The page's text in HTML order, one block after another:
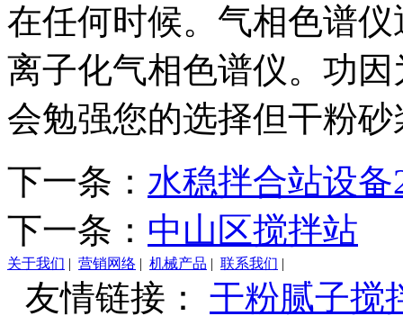
在任何时候。气相色谱
离子化气相色谱仪。功
会勉强您的选择但干粉
下一条： 水稳拌合站设备
下一条： 中山区搅拌站
关于我们 | 营销网络 | 机械产品 | 联系我们 |
友情链接： 干粉腻子搅